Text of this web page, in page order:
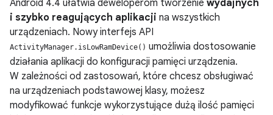
Android 4.4 ułatwia deweloperom tworzenie wydajnych
i szybko reagujących aplikacji na wszystkich
urządzeniach. Nowy interfejs API
ActivityManager.isLowRamDevice() umożliwia dostosowanie
działania aplikacji do konfiguracji pamięci urządzenia.
W zależności od zastosowań, które chcesz obsługiwać
na urządzeniach podstawowej klasy, możesz
modyfikować funkcje wykorzystujące dużą ilość pamięci